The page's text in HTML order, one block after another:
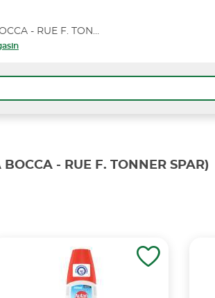
CANNES LA BOCCA - RUE F. TONNER SPAR
BOCCA - RUE F. TONNER SPAR)